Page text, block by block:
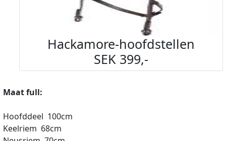
Hackamore-hoofdstellen
SEK 399,-
Maat full:
Hoofddeel 100cm
Keelriem 68cm